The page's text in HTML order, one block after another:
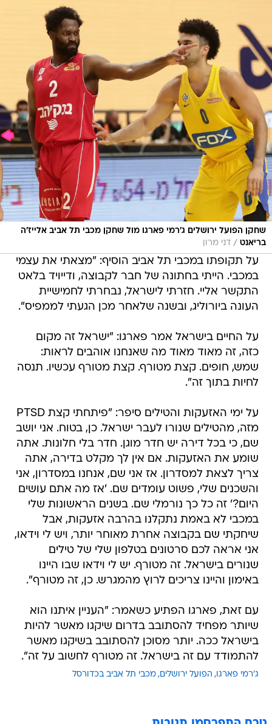
שחקן הפועל ירושלים ג'רמי פארגו מול שחקן מכבי תל אביב אלייז'ה
בריאנט / דני מרון
על תקופתו במכבי תל אביב הוסיף: "מצאתי את עצמי
במכבי. הייתי בחתונה של חבר לקבוצה, ודייויד בלאט
התקשר אליי. חזרתי לישראל, נבחרתי לחמישיית
העונה ביורוליג, ובשנה שלאחר מכן הגעתי לממפיס".
על החיים בישראל אמר פארגו: "ישראל זה מקום
כזה, זה מאוד מאוד מה שאנחנו אוהבים לראות:
שמש, חופים. קצת מטורף. קצת מטורף עכשיו. תנסה
לחיות בתוך זה".
על ימי האזעקות והטילים סיפר: "פיתחתי קצת PTSD
מזה, מהטילים שנורו לעבר ישראל. כן, בטוח. אני יושב
שם, כי בכל דירה יש חדר מוגן. חדר בלי חלונות. אתה
שומע את האזעקות. אם אין לך מקלט בדירה, אתה
צריך לצאת למסדרון. אז אני שם, אנחנו במסדרון, אני
והשכנים שלי, פשוט עומדים שם. 'אז מה אתם עושים
היום?' זה כל כך נורמלי שם. בשנים הראשונות שלי
במכבי לא באמת נתקלנו בהרבה אזעקות, אבל
שיחקתי שם בקבוצה אחרת מאוחר יותר, ויש לי וידאו,
אני אראה לכם סרטונים בטלפון שלי של טילים
שנורים בישראל. זה מטורף. יש לי וידאו שבו היינו
באימון והיינו צריכים לרוץ מהמגרש. כן, זה מטורף".
עם זאת, פארגו הפתיע כשאמר: "העניין איתנו הוא
שיותר מפחיד להסתובב בדרום שיקגו מאשר להיות
בישראל ככה. יותר מסוכן להסתובב בשיקגו מאשר
להתמודד עם זה בישראל. זה מטורף לחשוב על זה".
ג'רמי פארגו הפועל ירושלים מכבי תל אביב בכדורסל